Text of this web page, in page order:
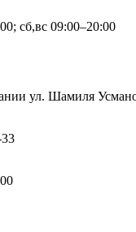
сб,вс 09:00–20:00
ул. Шамиля